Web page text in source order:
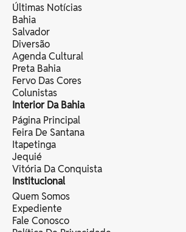
Últimas Notícias
Bahia
Salvador
Diversão
Agenda Cultural
Preta Bahia
Fervo Das Cores
Colunistas
Interior Da Bahia
Página Principal
Feira De Santana
Itapetinga
Jequié
Vitória Da Conquista
Institucional
Quem Somos
Expediente
Fale Conosco